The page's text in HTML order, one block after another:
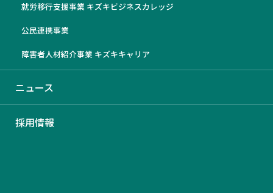
就労移行支援事業 キズキビジネスカレッジ
公民連携事業
障害者人材紹介事業 キズキキャリア
ニュース
採用情報
何度でも
社会をつくる
お知らせ